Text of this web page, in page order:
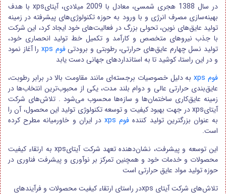
در سال 1388 هجری شمسی، معادل با 2009 میلادی، آیتایxps با هدف
بهینه‌سازی مصرف انرژی و با ورود به حوزه تکنولوژی‌های پیشرفته در زمینه
تولید عایق‌های نوین، تحولی بزرگ در فعالیت‌های خود ایجاد کرد، این شرکت
با جذب نیروهای متخصص و کارآمد و تکمیل خط تولید انحصاری خود،
تولید نسل چهارم عایق‌های حرارتی، رطوبتی و برودتیفوم xps
را آغاز نمود
و در این راستا، کوشید تا به استانداردهای جهانی دست یابد
فوم xps
به دلیل خصوصیات برجسته‌ای مانند مقاومت بالا در برابر رطوبت،
عایق‌بندی حرارتی عالی و دوام بلند مدت، یکی از محبوب‌ترین انتخاب‌ها در
زمینه عایق‌کاری ساختمان‌ها و سازه‌ها محسوب می‌شود . تلاش‌های شرکت
آیتایxps در جهت بهبود کیفیت و توسعه تکنولوژی تولید این محصول، آن را
به عنوان بزرگترین تولید کننده فوم xps
در ایران و خاورمیانه مطرح کرده
است.
این توسعه و پیشرفت، نشان‌دهنده تعهد شرکت آیتایxps به ارتقاء کیفیت
محصولات و خدمات خود و همچنین تمرکز بر نوآوری و پیشرفت فناوری در
حوزه تولید مواد عایق حرارتی است
تلاش‌های شرکت آیتای xpsدر راستای ارتقاء کیفیت محصولات و فرآیندهای